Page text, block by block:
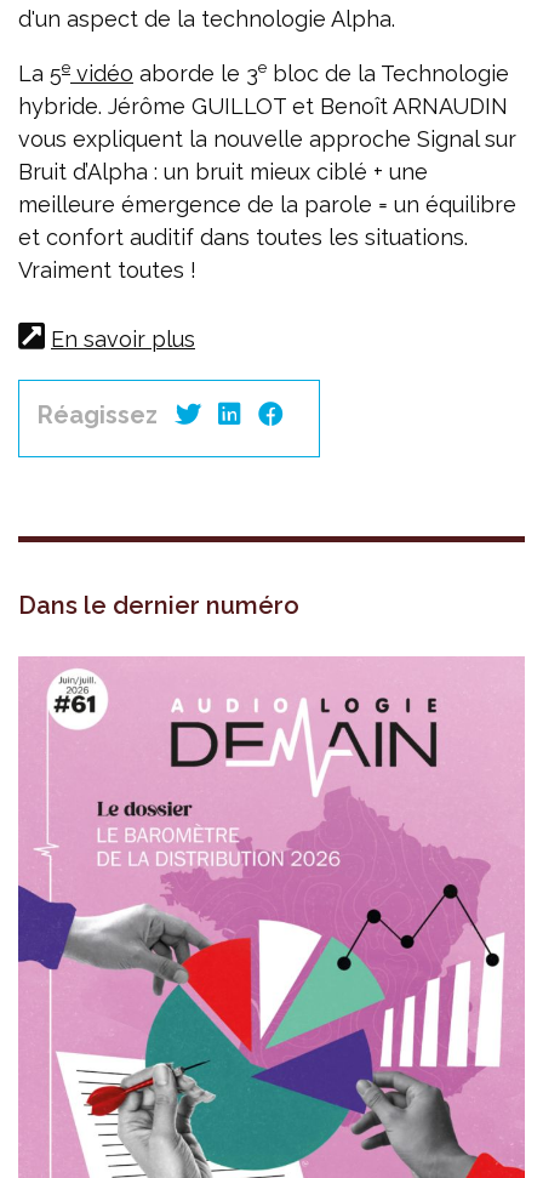
d'un aspect de la technologie Alpha.
La 5e vidéo aborde le 3e bloc de la Technologie
hybride. Jérôme GUILLOT et Benoît ARNAUDIN
vous expliquent la nouvelle approche Signal sur
Bruit d’Alpha : un bruit mieux ciblé + une
meilleure émergence de la parole = un équilibre
et confort auditif dans toutes les situations.
Vraiment toutes !
En savoir plus
Réagissez
Dans le dernier numéro